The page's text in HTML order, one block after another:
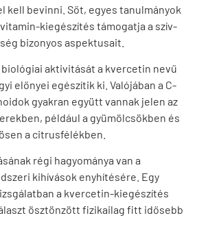
kell bevinni. Sőt, egyes tanulmányok
kiegészítés támogatja a szív-
bizonyos aspektusait.
biológiai aktivitását a kvercetin nevű
előnyei egészítik ki. Valójában a C-
gyakran együtt vannak jelen az
például a gyümölcsökben és
a citrusfélékben.
régi hagyománya van a
kihívások enyhítésére. Egy
a kvercetin-kiegészítés
ösztönzött fizikailag fitt idősebb